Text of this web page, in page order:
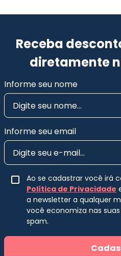
Receba
diretamente
Informe seu nome
Informe seu email
Ao se cadastrar você irá
Política de Privacidade
a newsletter a qualquer
você economiza nas
spam.